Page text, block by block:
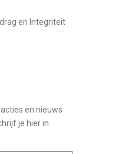
en Integriteit
en nieuws
je hier in.